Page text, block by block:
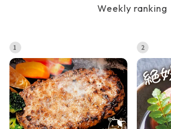
Weekly ranking
1 2